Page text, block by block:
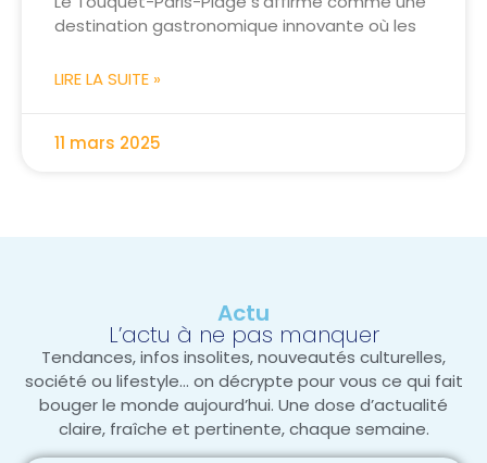
destination gastronomique innovante où les
LIRE LA SUITE »
11 mars 2025
Actu
L’actu à ne pas manquer
Tendances, infos insolites, nouveautés culturelles,
société ou lifestyle… on décrypte pour vous ce qui fait
bouger le monde aujourd’hui. Une dose d’actualité
claire, fraîche et pertinente, chaque semaine.